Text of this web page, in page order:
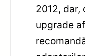
2012, dar,
upgrade